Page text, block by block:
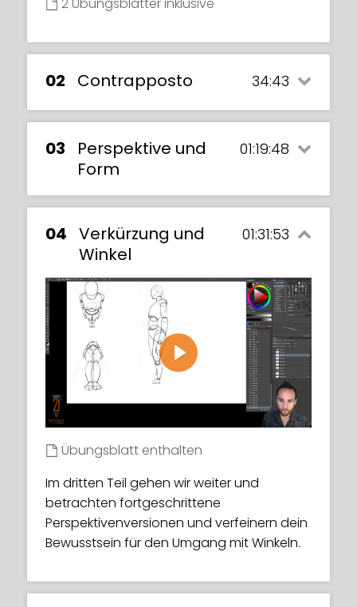
02 Contrapposto 34:43
Cranking the simplicity up a notch we get
into counter angles within flow and how
that can bring so much more life into your
gestures.
Exercise sheet included
03
Perspektive und
Form
01:19:48
Es ist entscheidend, sich bewusst zu sein,
woher dein Blickwinkel kommt. Wir gehen
darauf ein, deine Perspektive zu definieren
und wie das die Formen deiner Gesten
beeinflusst.
Übungsblatt enthalten
3 Foto-Model-Referenzfotos enthalten
04 Verkürzung und
Winkel
01:31:53
Play
Übungsblatt enthalten
Im dritten Teil gehen wir weiter und
betrachten fortgeschrittene
Perspektivenversionen und verfeinern dein
Bewusstsein für den Umgang mit Winkeln.